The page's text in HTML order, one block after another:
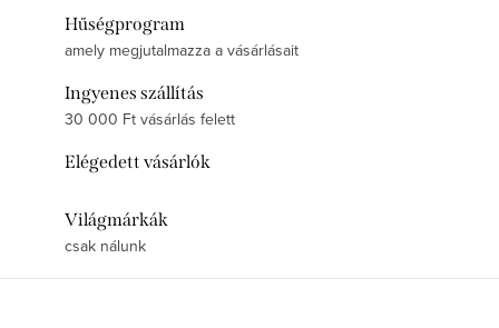
Hűségprogram
amely megjutalmazza a vásárlásait
Ingyenes szállítás
30 000 Ft vásárlás felett
Elégedett vásárlók
Világmárkák
csak nálunk